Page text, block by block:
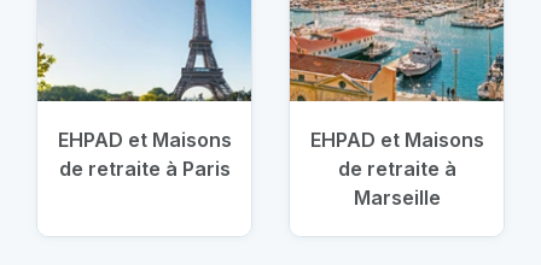
EHPAD et Maisons
de retraite à Paris
EHPAD et Maisons
de retraite à
Marseille